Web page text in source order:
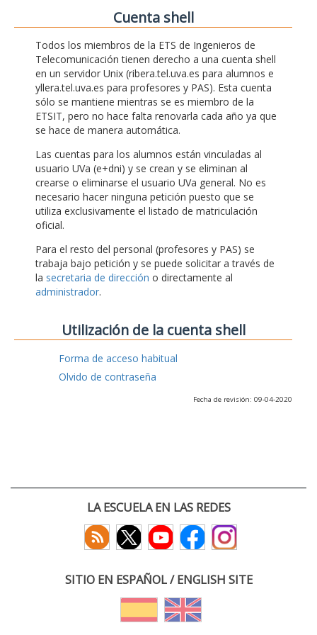
Cuenta shell
Todos los miembros de la ETS de Ingenieros de
Telecomunicación tienen derecho a una cuenta shell
en un servidor Unix (ribera.tel.uva.es para alumnos e
yllera.tel.uva.es para profesores y PAS). Esta cuenta
sólo se mantiene mientras se es miembro de la
ETSIT, pero no hace falta renovarla cada año ya que
se hace de manera automática.
Las cuentas para los alumnos están vinculadas al
usuario UVa (e+dni) y se crean y se eliminan al
crearse o eliminarse el usuario UVa general. No es
necesario hacer ninguna petición puesto que se
utiliza exclusivamente el listado de matriculación
oficial.
Para el resto del personal (profesores y PAS) se
trabaja bajo petición y se puede solicitar a través de
la secretaria de dirección o directamente al
administrador.
Utilización de la cuenta shell
Forma de acceso habitual
Olvido de contraseña
Fecha de revisión: 09-04-2020
LA ESCUELA EN LAS REDES
SITIO EN ESPAÑOL / ENGLISH SITE